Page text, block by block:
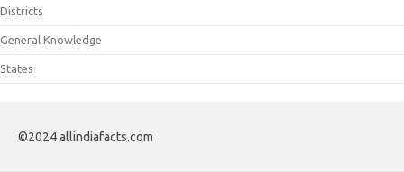
Districts
General Knowledge
States
©2024 allindiafacts.com